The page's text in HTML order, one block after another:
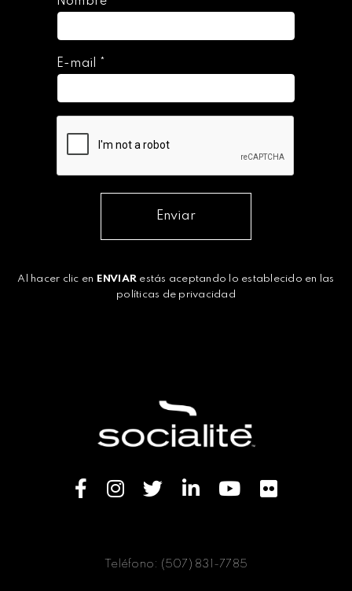
E-mail *
Enviar
Al hacer clic en ENVIAR estás aceptando lo establecido en las
políticas de privacidad
Teléfono: (507) 831-7785